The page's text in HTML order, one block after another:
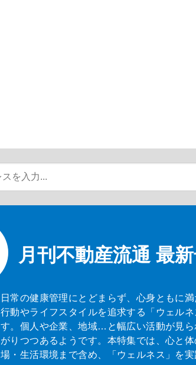
月刊不動産流通 最
日常の健康管理にとどまらず、心身ともに
行動やライフスタイルを追求する「ウェル
す。個人や企業、地域…と幅広い活動が見
がりつつあるようです。本特集では、心と
場・生活環境まで含め、「ウェルネス」を